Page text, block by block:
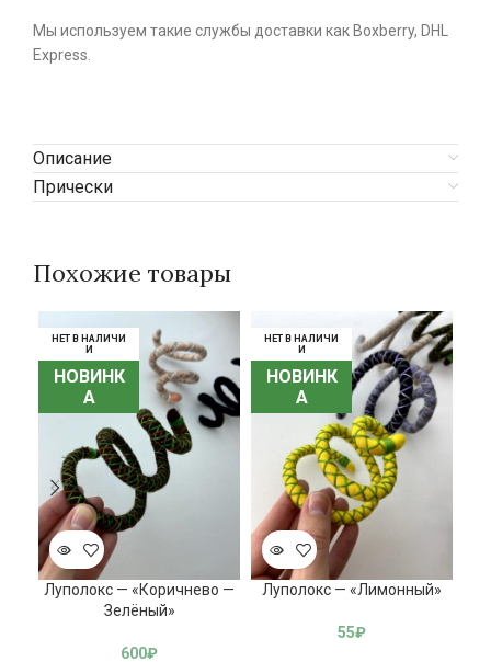
Мы используем такие службы доставки как Boxberry, DHL
Express.
Описание
Прически
Похожие товары
НЕТ В НАЛИЧИ
И
НОВИНК
А
НЕТ В НАЛИЧИ
И
НОВИНК
А
Луполокс — «Коричнево —
Зелёный»
600₽
НЕТ В НАЛИЧИ
И
НОВИНК
А
НЕТ В НАЛИЧИ
И
НОВИНК
А
Луполокс — «Лимонный»
55₽